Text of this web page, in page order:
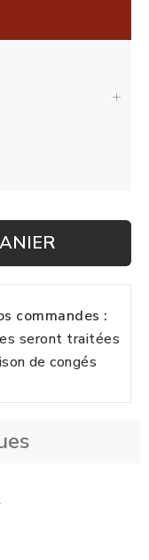
commandes :
seront traitées
de congés